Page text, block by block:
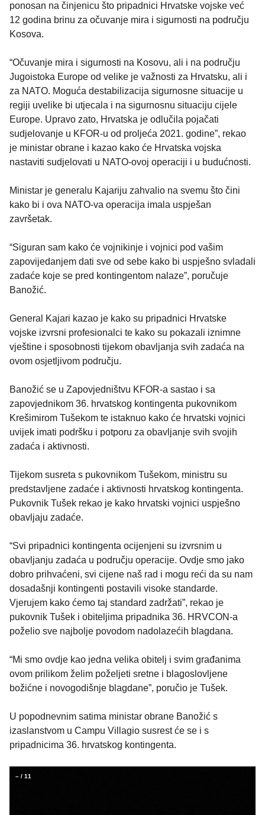
ponosan na činjenicu što pripadnici Hrvatske vojske već
12 godina brinu za očuvanje mira i sigurnosti na području
Kosova.
“Očuvanje mira i sigurnosti na Kosovu, ali i na području
Jugoistoka Europe od velike je važnosti za Hrvatsku, ali i
za NATO. Moguća destabilizacija sigurnosne situacije u
regiji uvelike bi utjecala i na sigurnosnu situaciju cijele
Europe. Upravo zato, Hrvatska je odlučila pojačati
sudjelovanje u KFOR-u od proljeća 2021. godine”, rekao
je ministar obrane i kazao kako će Hrvatska vojska
nastaviti sudjelovati u NATO-ovoj operaciji i u budućnosti.
Ministar je generalu Kajariju zahvalio na svemu što čini
kako bi i ova NATO-va operacija imala uspješan
završetak.
“Siguran sam kako će vojnikinje i vojnici pod vašim
zapovijedanjem dati sve od sebe kako bi uspješno svladali
zadaće koje se pred kontingentom nalaze”, poručuje
Banožić.
General Kajari kazao je kako su pripadnici Hrvatske
vojske izvrsni profesionalci te kako su pokazali iznimne
vještine i sposobnosti tijekom obavljanja svih zadaća na
ovom osjetljivom području.
Banožić se u Zapovjedništvu KFOR-a sastao i sa
zapovjednikom 36. hrvatskog kontingenta pukovnikom
Krešimirom Tušekom te istaknuo kako će hrvatski vojnici
uvijek imati podršku i potporu za obavljanje svih svojih
zadaća i aktivnosti.
Tijekom susreta s pukovnikom Tušekom, ministru su
predstavljene zadaće i aktivnosti hrvatskog kontingenta.
Pukovnik Tušek rekao je kako hrvatski vojnici uspješno
obavljaju zadaće.
“Svi pripadnici kontingenta ocijenjeni su izvrsnim u
obavljanju zadaća u području operacije. Ovdje smo jako
dobro prihvaćeni, svi cijene naš rad i mogu reći da su nam
dosadašnji kontingenti postavili visoke standarde.
Vjerujem kako ćemo taj standard zadržati”, rekao je
pukovnik Tušek i obiteljima pripadnika 36. HRVCON-a
poželio sve najbolje povodom nadolazećih blagdana.
“Mi smo ovdje kao jedna velika obitelj i svim građanima
ovom prilikom želim poželjeti sretne i blagoslovljene
božićne i novogodišnje blagdane”, poručio je Tušek.
U popodnevnim satima ministar obrane Banožić s
izaslanstvom u Campu Villagio susrest će se i s
pripadnicima 36. hrvatskog kontingenta.
– / 11